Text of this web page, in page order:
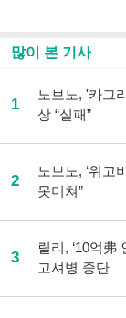
많이 본 기사
1
노보노, '카그
상 “실패”
2
노보노, ‘위고
못미쳐”
3
릴리, ‘10억弗
고셔병 중단